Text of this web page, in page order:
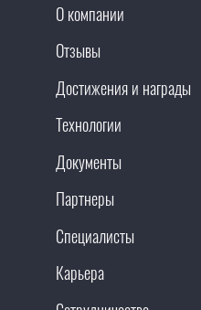
О компании
Отзывы
Достижения и награды
Технологии
Документы
Партнеры
Специалисты
Карьера